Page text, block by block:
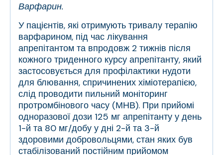
Варфарин.
У пацієнтів, які отримують тривалу терапію
варфарином, під час лікування
апрепітантом та впродовж 2 тижнів після
кожного триденного курсу апрепітанту, який
застосовується для профілактики нудоти
для блювання, спричинених хіміотерапією,
слід проводити пильний моніторинг
протромбінового часу (МНВ). При прийомі
одноразової дози 125 мг апрепітанту у день
1-й та 80 мг/добу у дні 2-й та 3-й
здоровими добровольцями, стан яких був
стабілізований постійним прийомом